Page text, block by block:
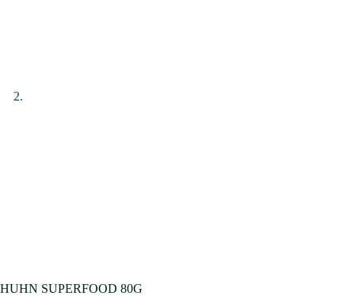
HUHN SUPERFOOD 80G